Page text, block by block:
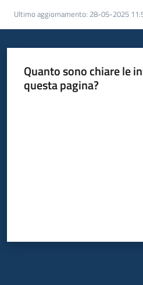
Ultimo aggiornamento: 28-05-2025
Quanto sono chiare le
questa pagina?